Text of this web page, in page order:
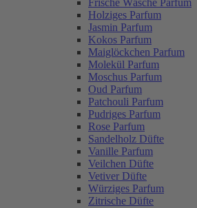
Frische Wäsche Parfum
Holziges Parfum
Jasmin Parfum
Kokos Parfum
Maiglöckchen Parfum
Molekül Parfum
Moschus Parfum
Oud Parfum
Patchouli Parfum
Pudriges Parfum
Rose Parfum
Sandelholz Düfte
Vanille Parfum
Veilchen Düfte
Vetiver Düfte
Würziges Parfum
Zitrische Düfte